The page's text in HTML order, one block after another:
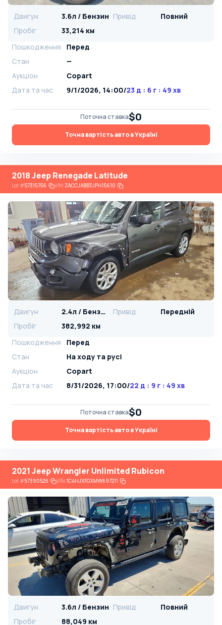
Двигун 3.6л / Бензин Привід
Повний
Пробіг
33,214 км
Пошкодження
Перед
Стан
—
Аукціон
Copart
Дата та час
9/1/2026, 14:00/23 д : 6 г : 49 хв
Поточна ставка$0
Точна вартість авто в Україні
2018 Jeep Renegade Latitude
Lot#57315756 VIN:ZACCJABB3JPH15610
Двигун 2.4л / Бензин Привід
Передній
Пробіг
382,992 км
Пошкодження
Перед
Стан
На ​​ходу та русі
Аукціон
Copart
Дата та час
8/31/2026, 17:00/22 д : 9 г : 49 хв
Поточна ставка$0
Точна вартість авто в Україні
2021 Jeep Wrangler Unlimited Rubicon
Lot#57390526 VIN:1C4HJXFGXMW697211
Двигун 3.6л / Бензин Привід
Повний
Пробіг
88,049 км